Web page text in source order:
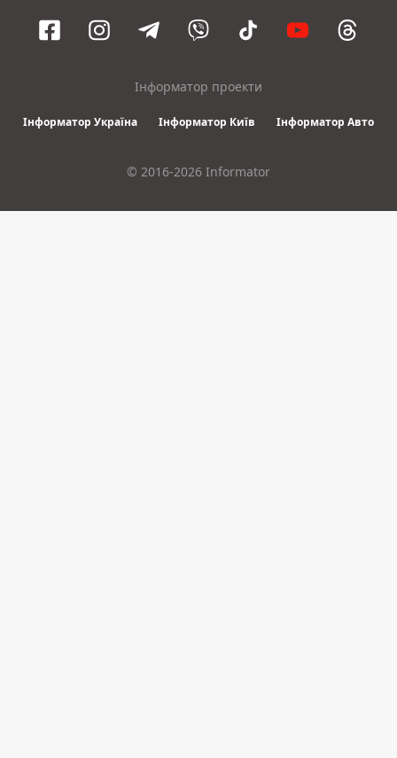
Інформатор проекти
Інформатор Україна Інформатор Київ Інформатор Авто
© 2016-2026 Informator